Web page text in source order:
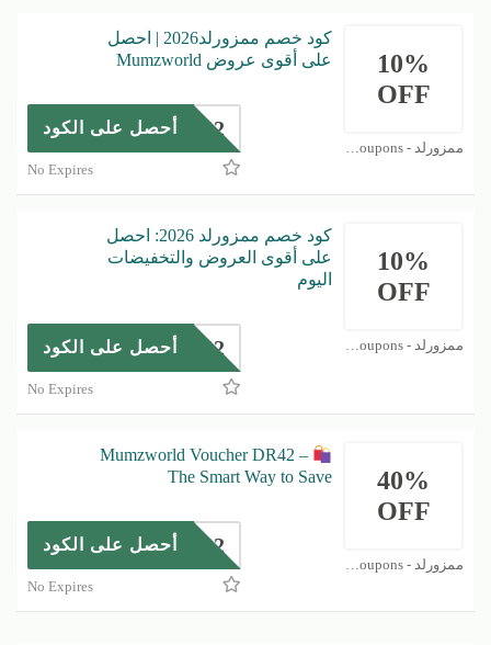
10%
OFF
ممزورلد - Mumzworld Coupons
كود خصم ممزورلد2026 | احصل
على أقوى عروض Mumzworld
DR42أحصل على الكود
No Expires
10%
OFF
ممزورلد - Mumzworld Coupons
كود خصم ممزورلد 2026: احصل
على أقوى العروض والتخفيضات
اليوم
DR42أحصل على الكود
No Expires
40%
OFF
ممزورلد - Mumzworld Coupons
Mumzworld Voucher DR42 –
The Smart Way to Save
DR42أحصل على الكود
No Expires